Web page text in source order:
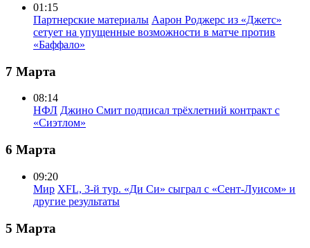
01:15
Партнерские материалы Аарон Роджерс из «Джетс»
сетует на упущенные возможности в матче против
«Баффало»
7 Марта
08:14
НФЛ Джино Смит подписал трёхлетний контракт с
«Сиэтлом»
6 Марта
09:20
Мир XFL, 3-й тур. «Ди Си» сыграл с «Сент-Луисом» и
другие результаты
5 Марта